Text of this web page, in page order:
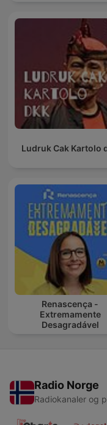
Ludruk Cak Kartolo
Renascença -
Extremamente
Desagradável
Radio Norge
Radiokanaler og